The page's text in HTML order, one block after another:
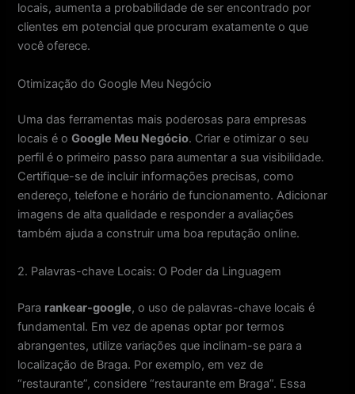
locais, aumenta a probabilidade de ser encontrado por
clientes em potencial que procuram exatamente o que
você oferece.
Otimização do Google Meu Negócio
Uma das ferramentas mais poderosas para empresas
locais é oGoogle Meu Negócio. Criar e otimizar o seu
perfil é o primeiro passo para aumentar a sua visibilidade.
Certifique-se de incluir informações precisas, como
endereço, telefone e horário de funcionamento. Adicionar
imagens de alta qualidade e responder a avaliações
também ajuda a construir uma boa reputação online.
2. Palavras-chave Locais: O Poder da Linguagem
Para rankear-google, o uso de palavras-chave locais é
fundamental. Em vez de apenas optar por termos
abrangentes, utilize variações que inclinam-se para a
localização de Braga. Por exemplo, em vez de
“restaurante”, considere “restaurante em Braga”. Essa